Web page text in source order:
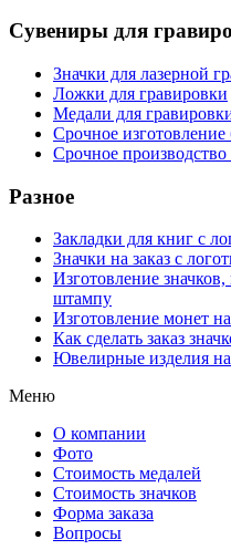
Сувениры для
Значки для лазерной
Ложки для гравировки
Медали для
Срочное изготовление
Срочное производство
Разное
Закладки для книг с
Значки на заказ с
Изготовление
штампу
Изготовление монет на
Как сделать заказ
Ювелирные изделия на
Меню
О компании
Фото
Стоимость медалей
Стоимость значков
Форма заказа
Вопросы